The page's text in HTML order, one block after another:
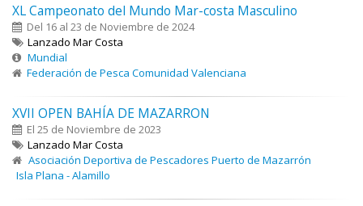
XL Campeonato del Mundo Mar-costa Masculino
Del 16 al 23 de Noviembre de 2024
Lanzado Mar Costa
Mundial
Federación de Pesca Comunidad Valenciana
XVII OPEN BAHÍA DE MAZARRON
El 25 de Noviembre de 2023
Lanzado Mar Costa
Asociación Deportiva de Pescadores Puerto de Mazarrón
Isla Plana - Alamillo